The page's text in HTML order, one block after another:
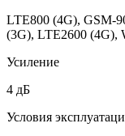
LTE800 (4G), GSM-
(3G), LTE2600 (4G),
Усиление
4 дБ
Условия